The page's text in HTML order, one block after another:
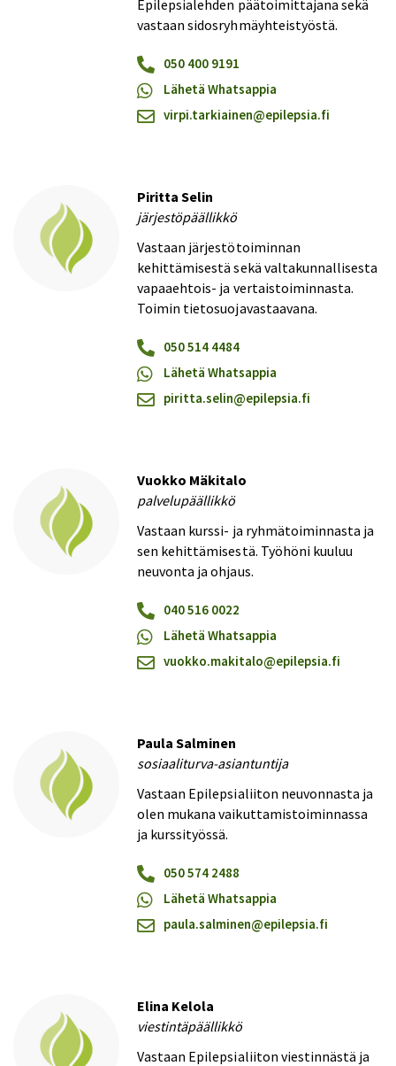
Epilepsialehden päätoimittajana sekä
vastaan sidosryhmäyhteistyöstä.
050 400 9191
Lähetä Whatsappia
virpi.tarkiainen@​epilepsia.fi
Piritta Selin
järjestöpäällikkö
Vastaan järjestötoiminnan
kehittämisestä sekä valtakunnallisesta
vapaaehtois- ja vertaistoiminnasta.
Toimin tietosuojavastaavana.
050 514 4484
Lähetä Whatsappia
piritta.selin@​epilepsia.fi
Vuokko Mäkitalo
palvelupäällikkö
Vastaan kurssi- ja ryhmätoiminnasta ja
sen kehittämisestä. Työhöni kuuluu
neuvonta ja ohjaus.
040 516 0022
Lähetä Whatsappia
vuokko.makitalo@​epilepsia.fi
Paula Salminen
sosiaaliturva-asiantuntija
Vastaan Epilepsialiiton neuvonnasta ja
olen mukana vaikuttamistoiminnassa
ja kurssityössä.
050 574 2488
Lähetä Whatsappia
paula.salminen@​epilepsia.fi
Elina Kelola
viestintäpäällikkö
Vastaan Epilepsialiiton viestinnästä ja